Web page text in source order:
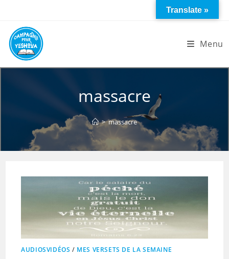
content
Menu
massacre
> massacre
AUDIOSVIDÉOS / MES VERSETS DE LA SEMAINE
Translate »